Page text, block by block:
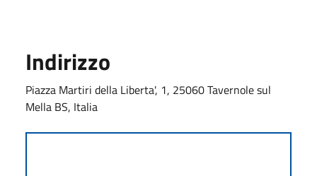
Indirizzo
Piazza Martiri della Liberta', 1, 25060 Tavernole sul
Mella BS, Italia